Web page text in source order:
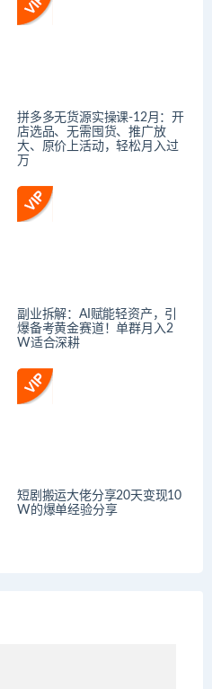
拼多多无货源实操课-12月：开
店选品、无需囤货、推广放
大、原价上活动，轻松月入过
万
副业拆解：AI赋能轻资产，引
爆备考黄金赛道！单群月入2
W适合深耕
短剧搬运大佬分享20天变现10
W的爆单经验分享